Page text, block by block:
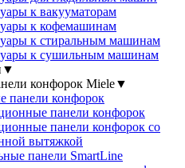
к вакууматорам
к кофемашинам
к стиральным машинам
к сушильным машинам
▼
конфорок Miele▼
панели конфорок
панели конфорок
панели конфорок со
вытяжкой
панели SmartLine